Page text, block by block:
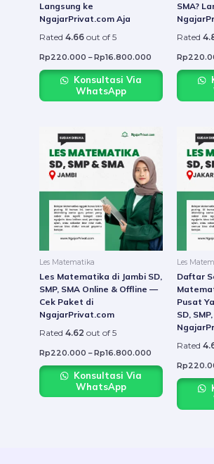
Langsung ke
NgajarPrivat.com Aja
Rated 4.66 out of 5
Rp220.000 – Rp16.800.000
product
Konsultasi Via
WhatsApp
SMA?
Rated
Rp
Les Matematika
Les Matematika di Jambi SD,
SMP, SMA Online & Offline —
Cek Paket di
NgajarPrivat.com
Rated 4.62 out of 5
Rp220.000 – Rp16.800.000
Rp220.000
through
Rp16.800.000
This
has
multiple
variants.
The
options
may
chosen
on
product
Konsultasi Via
WhatsApp
Les
Daftar
Pusat
SD,
Rated
Rp